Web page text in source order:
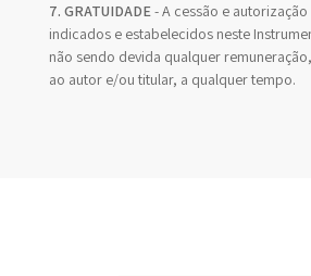
7. GRATUIDADE- A cessão e
indicados e estabelecidos neste
não sendo devida qualquer
ao autor e/ou titular, a qualquer tempo.